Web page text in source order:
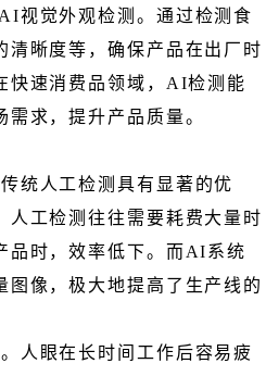
视觉外观检测。通过检测食
清晰度等，确保产品在出厂时
快速消费品领域，AI检测能
求，提升产品质量。
统人工检测具有显著的优
人工检测往往需要耗费大量时
品时，效率低下。而AI系统
图像，极大地提高了生产线的
人眼在长时间工作后容易疲